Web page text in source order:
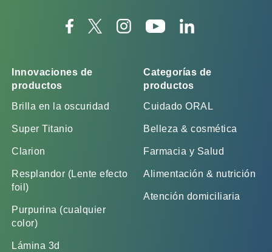
Innovaciones de
productos
Brilla en la oscuridad
Super Titanio
Clarion
Resplandor (Lente efecto
foil)
Purpurina (cualquier
color)
Lámina 3d
Categorías de
productos
Cuidado ORAL
Belleza & cosmética
Farmacia y Salud
Alimentación & nutrición
Atención domiciliaria